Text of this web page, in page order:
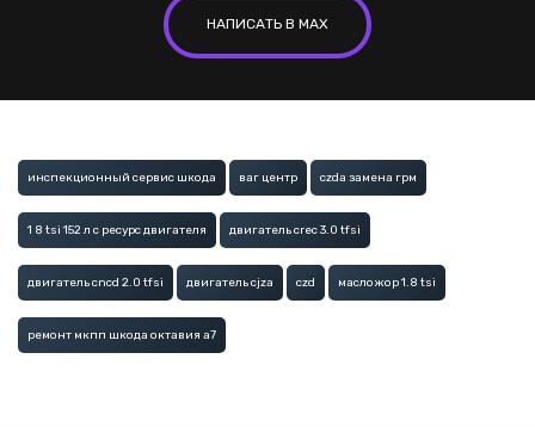
НАПИСАТЬ В MAX
инспекционный сервис шкода ваг центр czda замена грм
1 8 tsi 152 л с ресурс двигателя двигатель crec 3.0 tfsi
двигатель cncd 2.0 tfsi двигатель cjza czd масложор 1.8 tsi
ремонт мкпп шкода октавия а7